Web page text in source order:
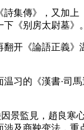
集傳》，又加上
《别房太尉墓》。
开《論語正義
习的《漢書·司
景監見，趙良寒
及商鞅变法，重